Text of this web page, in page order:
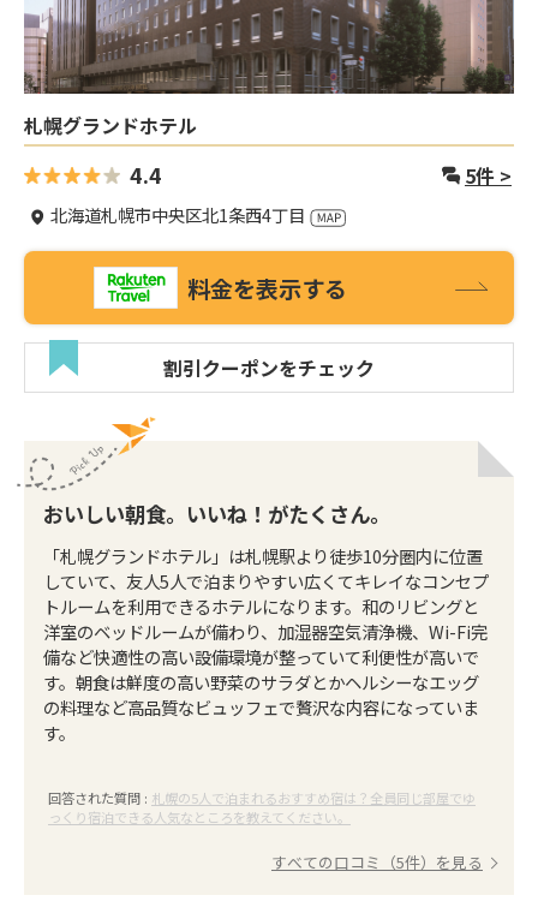
札幌グランドホテル
4.4 5件 >
北海道札幌市中央区北1条西4丁目
料金を表示する
割引クーポンをチェック
おいしい朝食。いいね！がたくさん。
「札幌グランドホテル」は札幌駅より徒歩10分圏内に位置
していて、友人5人で泊まりやすい広くてキレイなコンセプ
トルームを利用できるホテルになります。和のリビングと
洋室のベッドルームが備わり、加湿器空気清浄機、Wi-Fi完
備など快適性の高い設備環境が整っていて利便性が高いで
す。朝食は鮮度の高い野菜のサラダとかヘルシーなエッグ
の料理など高品質なビュッフェで贅沢な内容になっていま
す。
回答された質問 : 札幌の5人で泊まれるおすすめ宿は？全員同じ部屋でゆ
っくり宿泊できる人気なところを教えてください。
すべての口コミ（5件）を見る